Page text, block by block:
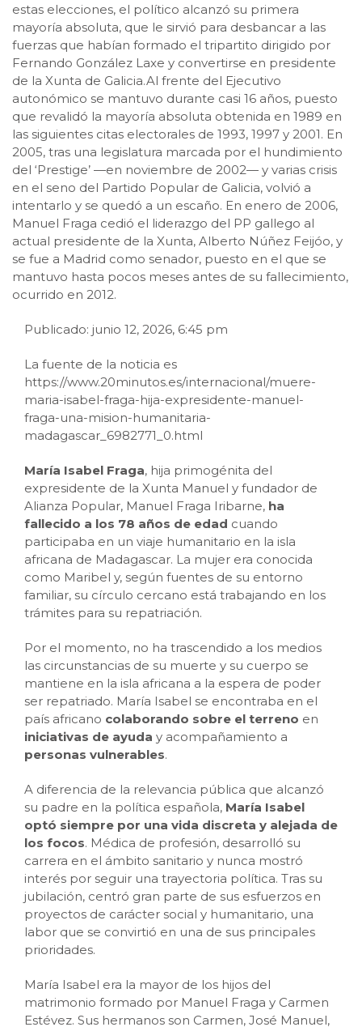
estas elecciones, el político alcanzó su primera
mayoría absoluta, que le sirvió para desbancar a las
fuerzas que habían formado el tripartito dirigido por
Fernando González Laxe y convertirse en presidente
de la Xunta de Galicia.Al frente del Ejecutivo
autonómico se mantuvo durante casi 16 años, puesto
que revalidó la mayoría absoluta obtenida en 1989 en
las siguientes citas electorales de 1993, 1997 y 2001. En
2005, tras una legislatura marcada por el hundimiento
del ‘Prestige’ —en noviembre de 2002— y varias crisis
en el seno del Partido Popular de Galicia, volvió a
intentarlo y se quedó a un escaño. En enero de 2006,
Manuel Fraga cedió el liderazgo del PP gallego al
actual presidente de la Xunta, Alberto Núñez Feijóo, y
se fue a Madrid como senador, puesto en el que se
mantuvo hasta pocos meses antes de su fallecimiento,
ocurrido en 2012.
Publicado: junio 12, 2026, 6:45 pm
La fuente de la noticia es
https://www.20minutos.es/internacional/muere-
maria-isabel-fraga-hija-expresidente-manuel-
fraga-una-mision-humanitaria-
madagascar_6982771_0.html
María Isabel Fraga, hija primogénita del
expresidente de la Xunta Manuel y fundador de
Alianza Popular, Manuel Fraga Iribarne, ha
fallecido a los 78 años de edad cuando
participaba en un viaje humanitario en la isla
africana de Madagascar. La mujer era conocida
como Maribel y, según fuentes de su entorno
familiar, su círculo cercano está trabajando en los
trámites para su repatriación.
Por el momento, no ha trascendido a los medios
las circunstancias de su muerte y su cuerpo se
mantiene en la isla africana a la espera de poder
ser repatriado. María Isabel se encontraba en el
país africano colaborando sobre el terreno en
iniciativas de ayuda y acompañamiento a
personas vulnerables.
A diferencia de la relevancia pública que alcanzó
su padre en la política española, María Isabel
optó siempre por una vida discreta y alejada de
los focos. Médica de profesión, desarrolló su
carrera en el ámbito sanitario y nunca mostró
interés por seguir una trayectoria política. Tras su
jubilación, centró gran parte de sus esfuerzos en
proyectos de carácter social y humanitario, una
labor que se convirtió en una de sus principales
prioridades.
María Isabel era la mayor de los hijos del
matrimonio formado por Manuel Fraga y Carmen
Estévez. Sus hermanos son Carmen, José Manuel,